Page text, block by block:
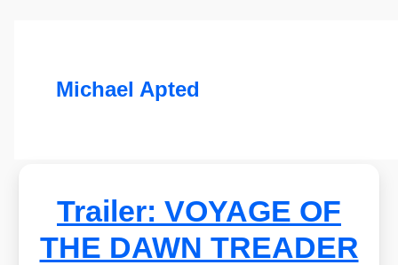
Michael Apted
Trailer: VOYAGE OF
THE DAWN TREADER